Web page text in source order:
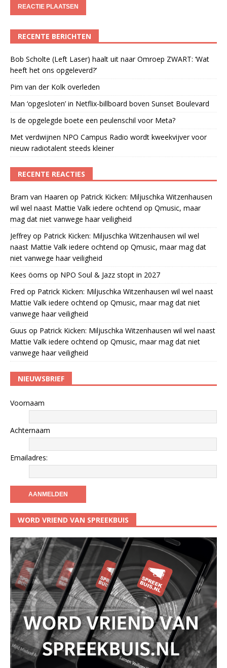
RECENTE BERICHTEN
Bob Scholte (Left Laser) haalt uit naar Omroep ZWART: ‘Wat
heeft het ons opgeleverd?’
Pim van der Kolk overleden
Man ‘opgesloten’ in Netflix-billboard boven Sunset Boulevard
Is de opgelegde boete een peulenschil voor Meta?
Met verdwijnen NPO Campus Radio wordt kweekvijver voor
nieuw radiotalent steeds kleiner
RECENTE REACTIES
Bram van Haaren op Patrick Kicken: Miljuschka Witzenhausen
wil wel naast Mattie Valk iedere ochtend op Qmusic, maar
mag dat niet vanwege haar veiligheid
Jeffrey op Patrick Kicken: Miljuschka Witzenhausen wil wel
naast Mattie Valk iedere ochtend op Qmusic, maar mag dat
niet vanwege haar veiligheid
Kees öoms op NPO Soul & Jazz stopt in 2027
Fred op Patrick Kicken: Miljuschka Witzenhausen wil wel naast
Mattie Valk iedere ochtend op Qmusic, maar mag dat niet
vanwege haar veiligheid
Guus op Patrick Kicken: Miljuschka Witzenhausen wil wel naast
Mattie Valk iedere ochtend op Qmusic, maar mag dat niet
vanwege haar veiligheid
NIEUWSBRIEF
Voornaam
Achternaam
Emailadres:
WORD VRIEND VAN SPREEKBUIS